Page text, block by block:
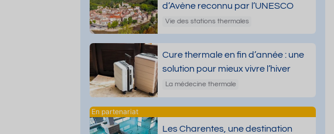
d’Avène reconnu par l’UNESCO
Vie des stations thermales
Cure thermale en fin d’année : une
solution pour mieux vivre l’hiver
La médecine thermale
Les Charentes, une destination